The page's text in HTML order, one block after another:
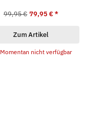
99,95 € 79,95 €*
Zum Artikel
Momentan nicht verfügbar